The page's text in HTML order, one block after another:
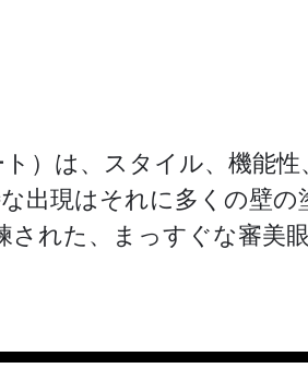
）は、スタイル、機能
出現はそれに多くの壁の
れた、まっすぐな審美眼